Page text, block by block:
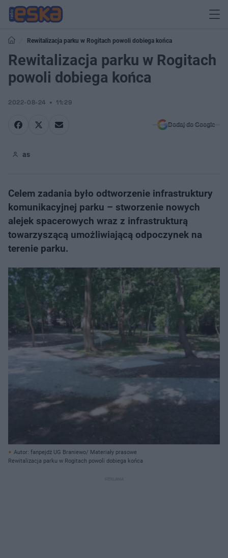
Rewitalizacja parku w Rogitach powoli dobiega końca
Rewitalizacja parku w Rogitach
powoli dobiega końca
2022-08-24 11:29
Dodaj do Google
as
Celem zadania było odtworzenie infrastruktury
komunikacyjnej parku – stworzenie nowych
alejek spacerowych wraz z infrastrukturą
towarzyszącą umożliwiającą odpoczynek na
terenie parku.
Autor: fanpejdż UG Braniewo/ Materiały prasowe
Rewitalizacja parku w Rogitach powoli dobiega końca